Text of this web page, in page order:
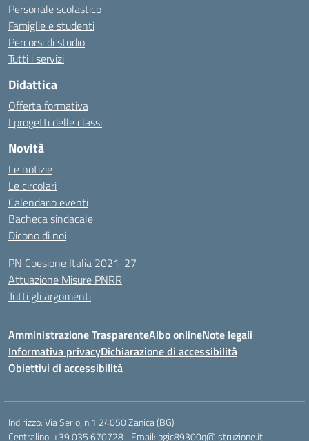
Personale scolastico
Famiglie e studenti
Percorsi di studio
Tutti i servizi
Didattica
Offerta formativa
I progetti delle classi
Novità
Le notizie
Le circolari
Calendario eventi
Bacheca sindacale
Dicono di noi
PN Coesione Italia 2021-27
Attuazione Misure PNRR
Tutti gli argomenti
Amministrazione TrasparenteAlbo onlineNote legali
Informativa privacyDichiarazione di accessibilità
Obiettivi di accessibilità
Indirizzo:Via Serio, n.1 24050 Zanica (BG)
Centralino:+39 035 670728 Email: bgic89300q@istruzione.it